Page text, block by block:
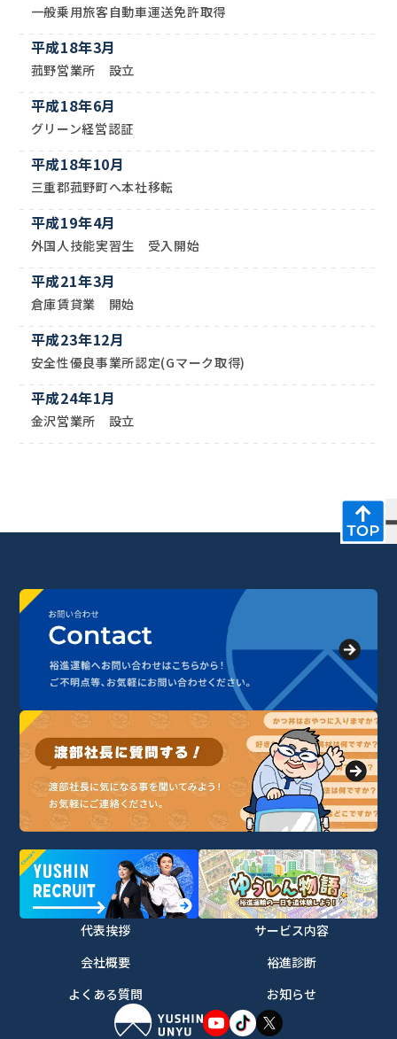
一般乗用旅客自動車運送免許取得
平成18年3月
菰野営業所 設立
平成18年6月
グリーン経営認証
平成18年10月
三重郡菰野町へ本社移転
平成19年4月
外国人技能実習生 受入開始
平成21年3月
倉庫賃貸業 開始
平成23年12月
安全性優良事業所認定(Gマーク取得)
平成24年1月
金沢営業所 設立
代表挨拶
サービス内容
会社概要
裕進診断
よくある質問
お知らせ